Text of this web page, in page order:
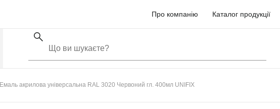
Про компанію Каталог продукції
Емаль акрилова універсальна RAL 3020 Червоний гл. 400мл UNIFIX